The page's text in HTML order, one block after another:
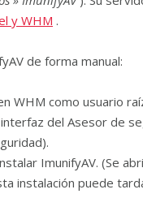
y WHM .
de forma manual:
WHM como usuario
del Asesor de
ImunifyAV. (Se
instalación puede